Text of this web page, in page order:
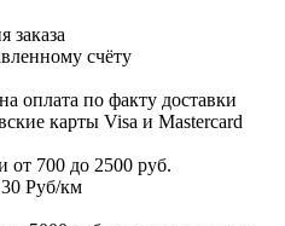
заказа
счёту
оплата по факту доставки
карты Visa и Masterсard
от 700 до 2500 руб.
Руб/км